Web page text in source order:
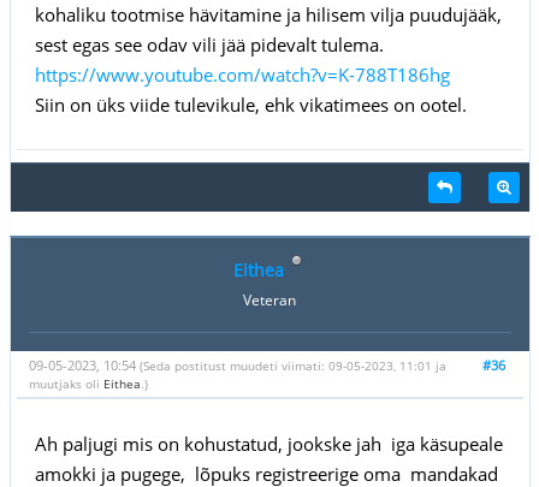
kohaliku tootmise hävitamine ja hilisem vilja puudujääk,
sest egas see odav vili jää pidevalt tulema.
https://www.youtube.com/watch?v=K-788T186hg
Siin on üks viide tulevikule, ehk vikatimees on ootel.
Eithea
Veteran
#36
09-05-2023, 10:54 (Seda postitust muudeti viimati: 09-05-2023, 11:01 ja
muutjaks oli Eithea .)
Ah paljugi mis on kohustatud, jookske jah iga käsupeale
amokki ja pugege, lõpuks registreerige oma mandakad